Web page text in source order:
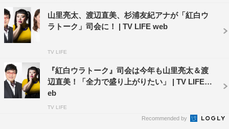
山里亮太、渡辺直美、杉浦友紀アナが「紅白ウ
ラトーク」司会に！ | TV LIFE web
TV LIFE
『紅白ウラトーク』司会は今年も山里亮太＆渡
辺直美！「全力で盛り上がりたい」 | TV LIFE w
eb
TV LIFE
Recommended by